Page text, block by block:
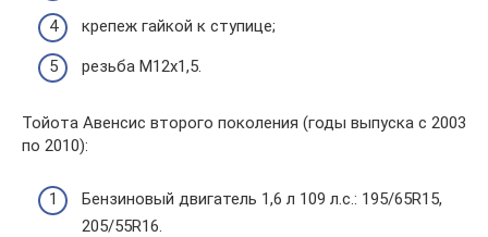
крепеж гайкой к ступице;
резьба М12х1,5.
Тойота Авенсис второго поколения (годы выпуска с 2003
по 2010):
Бензиновый двигатель 1,6 л 109 л.с.: 195/65R15,
205/55R16.